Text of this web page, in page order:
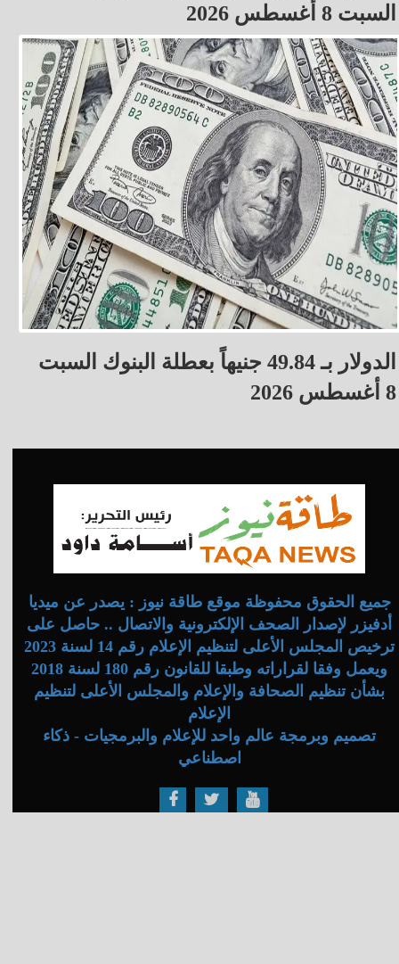
السبت 8 أغسطس 2026
الدولار بـ 49.84 جنيهاً بعطلة البنوك السبت
8 أغسطس 2026
جميع الحقوق محفوظة موقع طاقة نيوز : يصدر عن ميديا
أدفيزر لإصدار الصحف الإلكترونية والاتصال .. حاصل على
ترخيص المجلس الأعلى لتنظيم الإعلام رقم 14 لسنة 2023
ويعمل وفقا لقراراته وطبقا للقانون رقم 180 لسنة 2018
بشأن تنظيم الصحافة والإعلام والمجلس الأعلى لتنظيم
الإعلام
تصميم وبرمجة عالم واحد للإعلام والبرمجيات - ذكاء
اصطناعي